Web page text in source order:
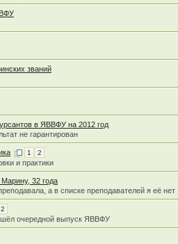
званий
в ЯВВФУ на 2012 год
не гарантирован
1 2
и практики
32 года
а в списке преподавателей я её нет
2
очередной выпуск ЯВВФУ